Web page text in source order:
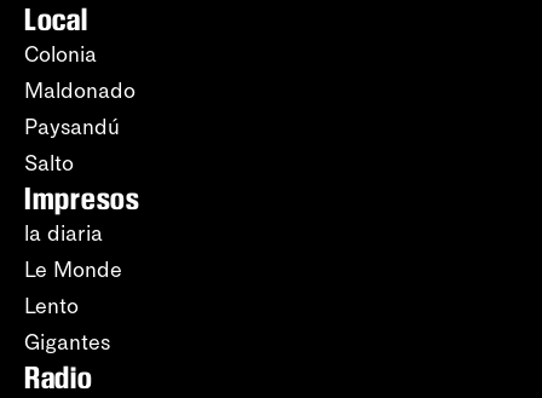
Local
Colonia
Maldonado
Paysandú
Salto
Impresos
la diaria
Le Monde
Lento
Gigantes
Radio